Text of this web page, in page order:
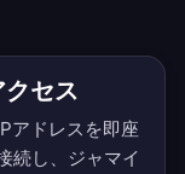
セス
アドレスを即座
続し、ジャマイ